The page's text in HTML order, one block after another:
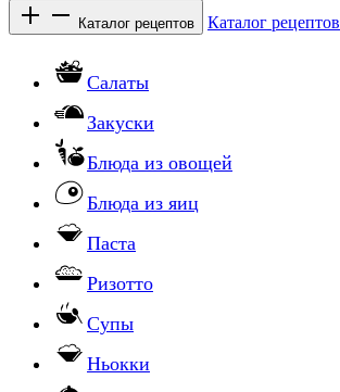
Каталог рецептов Каталог рецептов
Салаты
Закуски
Блюда из овощей
Блюда из яиц
Паста
Ризотто
Супы
Ньокки